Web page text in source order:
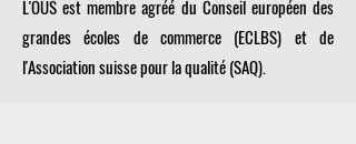
L'OUS est membre agréé du Conseil européen des
grandes écoles de commerce (ECLBS) et de
l'Association suisse pour la qualité (SAQ).